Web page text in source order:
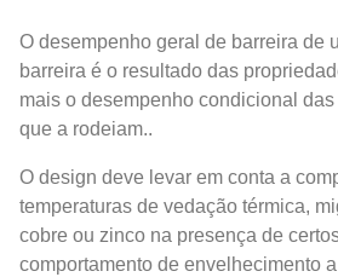
O desempenho geral de barreira de
barreira é o resultado das
mais o desempenho condicional
que a rodeiam..
O design deve levar em conta a
temperaturas de vedação térmica,
cobre ou zinco na presença de
comportamento de envelhecimento